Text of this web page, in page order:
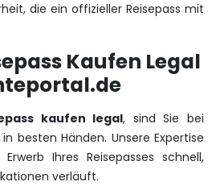
die ein offizieller Reisepass mit
Kaufen Legal
kaufen legal, sind Sie bei
in besten Händen. Unsere Expertise
Ihres Reisepasses schnell,
verläuft.